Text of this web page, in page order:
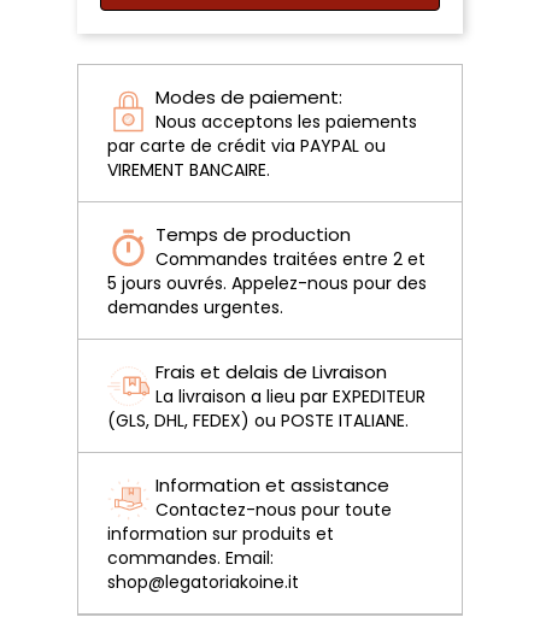
Modes de paiement:
Nous acceptons les paiements
par carte de crédit via PAYPAL ou
VIREMENT BANCAIRE.
Temps de production
Commandes traitées entre 2 et
5 jours ouvrés. Appelez-nous pour des
demandes urgentes.
Frais et delais de Livraison
La livraison a lieu par EXPEDITEUR
(GLS, DHL, FEDEX) ou POSTE ITALIANE.
Information et assistance
Contactez-nous pour toute
information sur produits et
commandes. Email:
shop@legatoriakoine.it